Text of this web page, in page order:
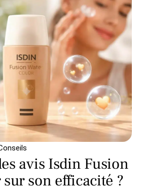
avis Isdin Fusion
son efficacité ?